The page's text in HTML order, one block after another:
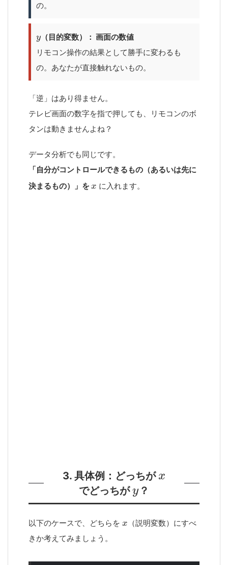
の。
（目的変数）： 画面の数値
リモコン操作の結果として勝手に変わるも
の。あなたが直接触れないもの。
「逆」はあり得ません。
テレビ画面の数字を指で押しても、リモコンのボ
タンは動きませんよね？
データ分析でも同じです。
「自分がコントロールできるもの（あるいは先に
決まるもの）」を
に入れます。
3. 具体例：どっちが
でどっちが ？
以下のケースで、どちらを
（説明変数）にすべ
きか考えてみましょう。